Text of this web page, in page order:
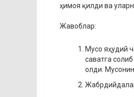
ҳимоя қилди ва
Жавоблар:
Мусо яҳудий
саватга
олди.